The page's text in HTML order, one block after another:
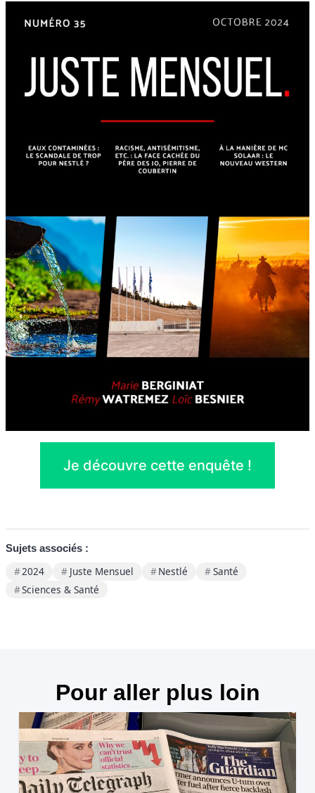
Je découvre cette enquête !
Sujets associés :
2024 Juste Mensuel Nestlé
Santé
Sciences & Santé
Pour aller plus loin